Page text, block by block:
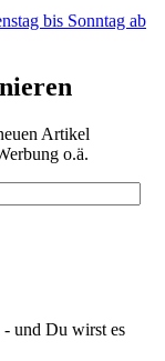
Artikel
o.ä.
und Du wirst es